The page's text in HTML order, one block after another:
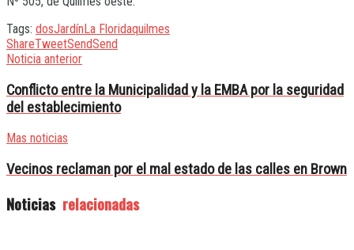
Tags: dosJardínLa Floridaquilmes
ShareTweetSendSend
Noticia anterior
Conflicto entre la Municipalidad y la EMBA por la seguridad
del establecimiento
Mas noticias
Vecinos reclaman por el mal estado de las calles en Brown
Noticias relacionadas